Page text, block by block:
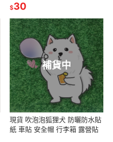
$30
補貨中
現貨 吹泡泡狐狸犬 防曬防水貼
紙 車貼 安全帽 行李箱 露營貼